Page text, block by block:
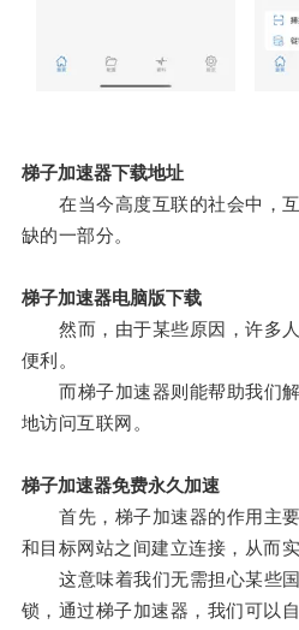
梯子加速器下载地址
在当今高度互联的社会中，互
缺的一部分。
梯子加速器电脑版下载
然而，由于某些原因，许多人
便利。
而梯子加速器则能帮助我们解
地访问互联网。
梯子加速器免费永久加速
首先，梯子加速器的作用主要
和目标网站之间建立连接，从而
这意味着我们无需担心某些国
锁，通过梯子加速器，我们可以